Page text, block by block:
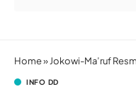
Home» Jokowi-Ma’ruf
INFO DD